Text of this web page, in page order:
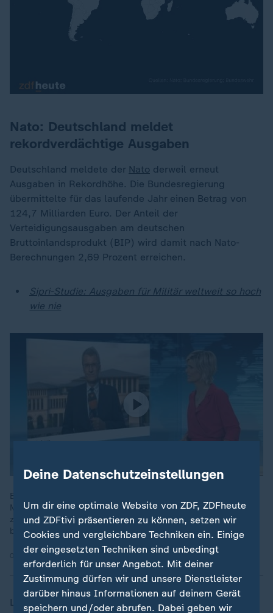
Nato: Deutschland meldet
rekordverdächtige Ausgaben
Deutschland meldete der Nato derweil erneut
Ausgaben in Rekordhöhe. Die Bundesregierung
übermittelte für das laufende Jahr einen Betrag von
124,7 Milliarden Euro. Der Anteil der
Verteidigungsausgaben am deutschen
Bruttoinlandsprodukt (BIP) wird damit nach Nato-
Berechnungen 2,69 Prozent erreichen.
Sipri-Studie: Ausgaben für Militär weltweit so hoch
wie nie
Beim Nato-Gipfel sind die Militärausgaben der
Mitgliedsstaaten und die weitere Unterstützung der Ukraine
zentrale Themen. ZDF-Korrespondent Elmar Theveßen
berichtet.
07.07.2026 | 1:17 min
Länder wie Belgien, Spanien und Tschechien verharren
Deine Datenschutzeinstellungen
Um dir eine optimale Website von ZDF, ZDFheute
und ZDFtivi präsentieren zu können, setzen wir
Cookies und vergleichbare Techniken ein. Einige
der eingesetzten Techniken sind unbedingt
erforderlich für unser Angebot. Mit deiner
Zustimmung dürfen wir und unsere Dienstleister
darüber hinaus Informationen auf deinem Gerät
speichern und/oder abrufen. Dabei geben wir